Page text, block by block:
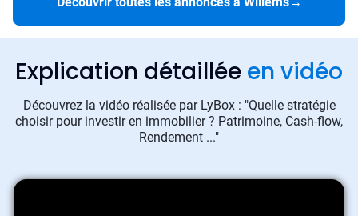
Explication détaillée en vidéo
Découvrez la vidéo réalisée par LyBox : "Quelle stratégie
choisir pour investir en immobilier ? Patrimoine, Cash-flow,
Rendement ..."